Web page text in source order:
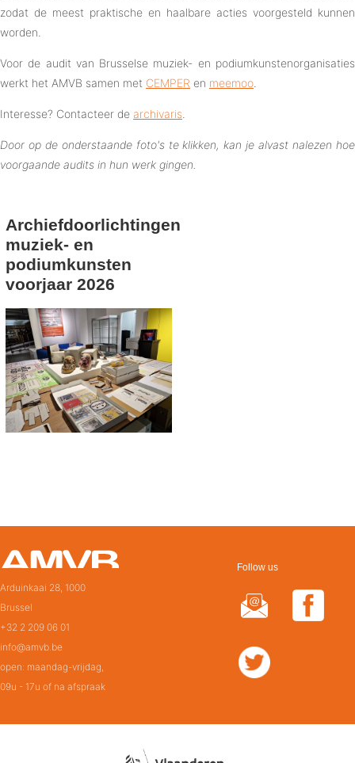
zodat de meest praktische en haalbare acties voorgesteld kunnen
worden.
Voor de audit van Brusselse muziek- en podiumkunstenorganisaties
werkt het AMVB samen met CEMPER en meemoo
Interesse? Contacteer de archivaris
Door op de onderstaande foto's te klikken, kan je alvast nalezen hoe
voorgaande audits in hun werk gingen.
Archiefdoorlichtingen
muziek- en
podiumkunsten
voorjaar 2026
Arduinkaai 28, 1000
Brussel
+32 2 209 06 01
info@amvb.be
open: maandag-vrijdag,
09u - 17u of na afspraak
Follow us